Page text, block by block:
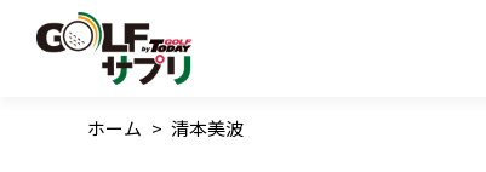
ホーム > 清本美波